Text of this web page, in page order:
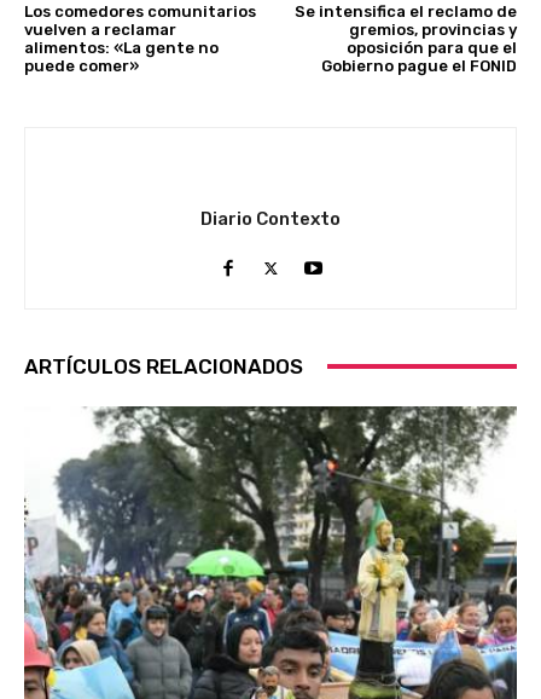
Los comedores comunitarios
vuelven a reclamar
alimentos: «La gente no
puede comer»
Se intensifica el reclamo de
gremios, provincias y
oposición para que el
Gobierno pague el FONID
Diario Contexto
ARTÍCULOS RELACIONADOS